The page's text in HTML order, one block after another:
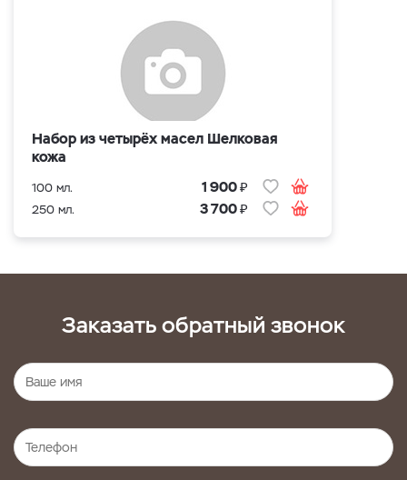
Набор из четырёх масел Шелковая
кожа
100 мл. 1 900₽
250 мл. 3 700₽
Заказать обратный звонок